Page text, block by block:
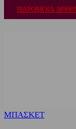
ΠΑΡΟΜΟΙΑ
ΜΠΑΣΚΕΤ